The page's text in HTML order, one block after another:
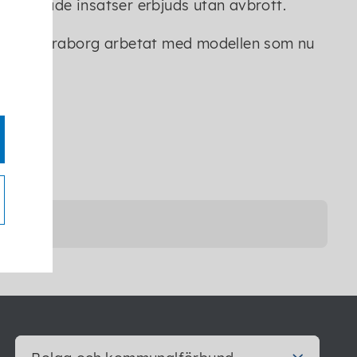
insatser erbjuds utan avbrott.
i Skaraborg arbetat med modellen som nu